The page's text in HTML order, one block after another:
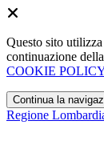
Questo sito
continuazione
COOKIE
Continua la
Regione